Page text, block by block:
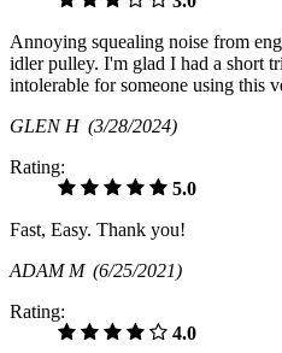
Annoying squealing noise from
idler pulley. I'm glad I had a short
intolerable for someone using this
GLEN H (3/28/2024)
Rating:
5.0
Fast, Easy. Thank you!
ADAM M (6/25/2021)
Rating:
4.0